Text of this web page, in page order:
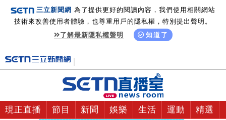
三立新聞網 為了提供更好的閱讀內容，我們使用相關網站
技術來改善使用者體驗，也尊重用戶的隱私權，特別提出聲明。
了解最新隱私權聲明
知道了
現正直播 節目 新聞 娛樂 生活 運動 精選